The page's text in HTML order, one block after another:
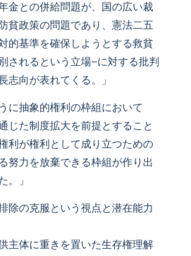
金との併給問題が、国の広い裁
貧政策の問題であり、憲法二五
的基準を確保しようとする救貧
されるという立場−に対する批判
志向が表れてくる。」
に抽象的権利の枠組において
じた制度拡大を前提とすること
利が権利として成り立つための
努力を放棄できる枠組が作り出
。」
の克服という視点と潜在能力
主体に重きを置いた生存権理解